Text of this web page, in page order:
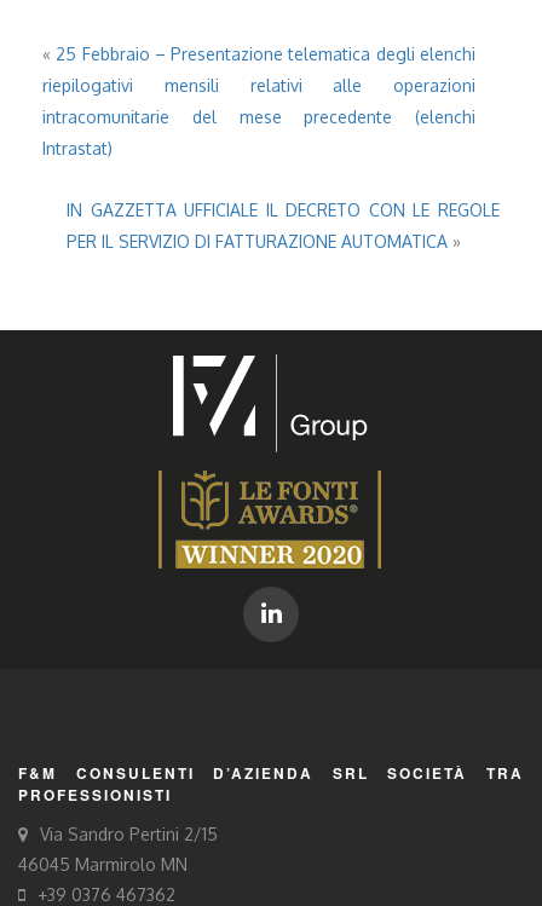
« 25 Febbraio – Presentazione telematica degli elenchi
riepilogativi mensili relativi alle operazioni
intracomunitarie del mese precedente (elenchi
Intrastat)
IN GAZZETTA UFFICIALE IL DECRETO CON LE REGOLE
PER IL SERVIZIO DI FATTURAZIONE AUTOMATICA »
F&M CONSULENTI D’AZIENDA SRL SOCIETÀ TRA
PROFESSIONISTI
Via Sandro Pertini 2/15
46045 Marmirolo MN
+39 0376 467362